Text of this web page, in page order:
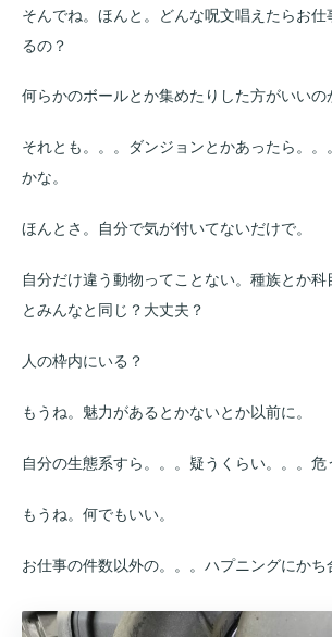
そんでね。ほんと。どんな呪文唱えたらお
るの？
何らかのボールとか集めたりした方がいいの
それとも。。。ダンジョンとかあったら。
かな。
ほんとさ。自分で気が付いてないだけで。
自分だけ違う動物ってことない。種族とか
とみんなと同じ？大丈夫？
人の枠内にいる？
もうね。魅力があるとかないとか以前に。
自分の生態系すら。。。疑うくらい。。。危
もうね。何でもいい。
お仕事の件数以外の。。。ハプニングにかち